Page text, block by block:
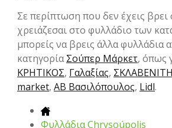
Σε περίπτωση που δεν έχεις
χρειάζεσαι στο φυλλάδιο των
μπορείς να βρεις άλλα φυλλάδια
κατηγορίαΣούπερ Μάρκετ, όπως
ΚΡΗΤΙΚΟΣ, Γαλαξίας,
market, ΑΒ Βασιλόπουλος, Lidl.
Φυλλάδια Chrysoúpolis